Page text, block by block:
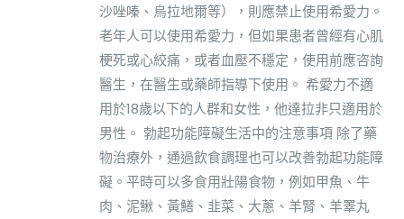
沙唑嗪、烏拉地爾等），則應禁止使用希愛力。
老年人可以使用希愛力，但如果患者曾經有心肌
梗死或心絞痛，或者血壓不穩定，使用前應咨詢
醫生，在醫生或藥師指導下使用。 希愛力不適
用於18歲以下的人群和女性，他達拉非只適用於
男性。 勃起功能障礙生活中的注意事項 除了藥
物治療外，通過飲食調理也可以改善勃起功能障
礙。平時可以多食用壯陽食物，例如甲魚、牛
肉、泥鰍、黃鱔、韭菜、大蔥、羊腎、羊睪丸